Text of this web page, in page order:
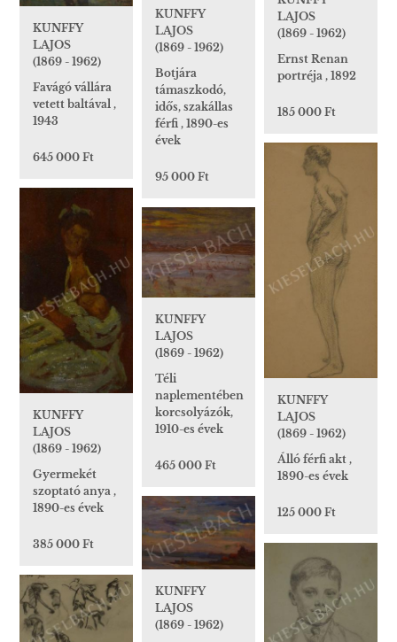
KUNFFY
LAJOS
(1869 - 1962)
Favágó vállára
vetett baltával ,
1943
645 000 Ft
LAJOS
(1869 - 1962)
Ernst Renan
portréja , 1892
185 000 Ft
KUNFFY
LAJOS
(1869 - 1962)
Botjára
támaszkodó,
idős, szakállas
férfi , 1890-es
évek
95 000 Ft
KUNFFY
LAJOS
(1869 - 1962)
Álló férfi akt ,
1890-es évek
125 000 Ft
KUNFFY
LAJOS
(1869 - 1962)
Gyermekét
szoptató anya ,
1890-es évek
385 000 Ft
KUNFFY
LAJOS
(1869 - 1962)
Téli
naplementében
korcsolyázók,
1910-es évek
465 000 Ft
KUNFFY
LAJOS
(1869 - 1962)